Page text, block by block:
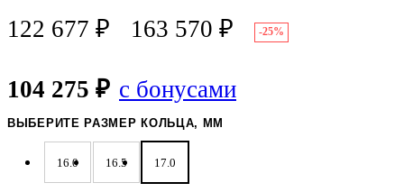
122 677 ₽ 163 570 ₽ -25%
104 275 ₽ с бонусами
ВЫБЕРИТЕ РАЗМЕР КОЛЬЦА, ММ
16.0 16.5 17.0